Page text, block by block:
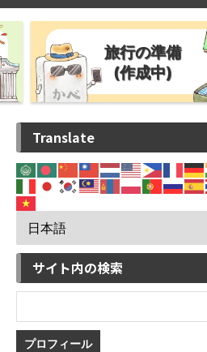
旅行の準備
(作成中)
Translate
サイト内の検索
プロフィール